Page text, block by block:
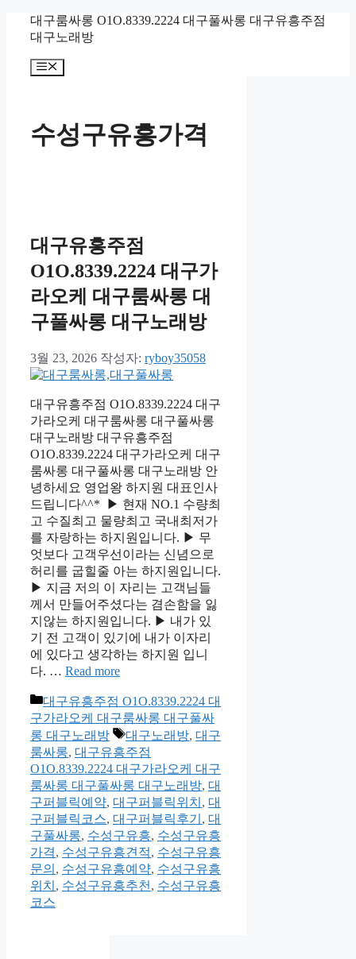
대구룸싸롱 O1O.8339.2224 대구풀싸롱 대구유흥주점
대구노래방
메
수성구유흥가격
대구유흥주점
O1O.8339.2224 대구가
라오케 대구룸싸롱 대
구풀싸롱 대구노래방
3월 23, 2026 작성자: ryboy35058
대구유흥주점 O1O.8339.2224 대구
가라오케 대구룸싸롱 대구풀싸롱
대구노래방 대구유흥주점
O1O.8339.2224 대구가라오케 대구
룸싸롱 대구풀싸롱 대구노래방 안
녕하세요 영업왕 하지원 대표인사
드립니다^^* ▶ 현재 NO.1 수량최
고 수질최고 물량최고 국내최저가
를 자랑하는 하지원입니다. ▶ 무
엇보다 고객우선이라는 신념으로
허리를 굽힐줄 아는 하지원입니다.
▶ 지금 저의 이 자리는 고객님들
께서 만들어주셨다는 겸손함을 잃
지않는 하지원입니다. ▶ 내가 있
기 전 고객이 있기에 내가 이자리
에 있다고 생각하는 하지원 입니
다. … Read more
카
테
고
리
대구유흥주점 O1O.8339.2224 대
구가라오케 대구룸싸롱 대구풀싸
롱 대구노래방
태
그
대구노래방, 대구
룸싸롱, 대구유흥주점
O1O.8339.2224 대구가라오케 대구
룸싸롱 대구풀싸롱 대구노래방, 대
구퍼블릭예약, 대구퍼블릭위치 , 대
구퍼블릭코스, 대구퍼블릭후기 , 대
구풀싸롱, 수성구유흥, 수성구유흥
가격, 수성구유흥견적, 수성구유흥
문의 , 수성구유흥예약, 수성구유흥
위치 , 수성구유흥추천 , 수성구유흥
코스